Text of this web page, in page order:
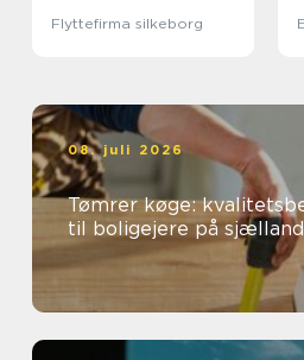
Flyttefirma silkeborg
08. juli 2026
Tømrer køge:
til boligejere på sjælland